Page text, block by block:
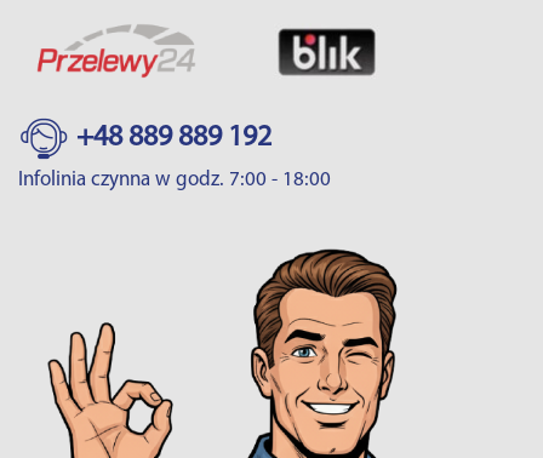
+48 889 889 192
Infolinia czynna w godz. 7:00 - 18:00